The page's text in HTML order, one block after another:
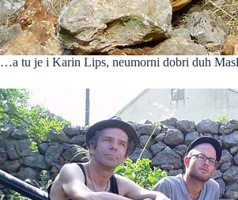
…a tu je i Karin Lips, neumorni dobri duh